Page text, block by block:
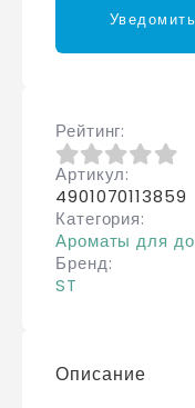
Рейтинг
0из 5
Артикул
4901070113859
Категория
Ароматы для
Бренд
ST
Описание